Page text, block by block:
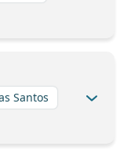
Santos